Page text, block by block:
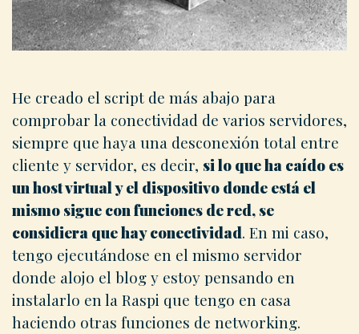
He creado el script de más abajo para
comprobar la conectividad de varios servidores,
siempre que haya una desconexión total entre
cliente y servidor, es decir, si lo que ha caído es
un host virtual y el dispositivo donde está el
mismo sigue con funciones de red, se
considiera que hay conectividad. En mi caso,
tengo ejecutándose en el mismo servidor
donde alojo el blog y estoy pensando en
instalarlo en la Raspi que tengo en casa
haciendo otras funciones de networking.